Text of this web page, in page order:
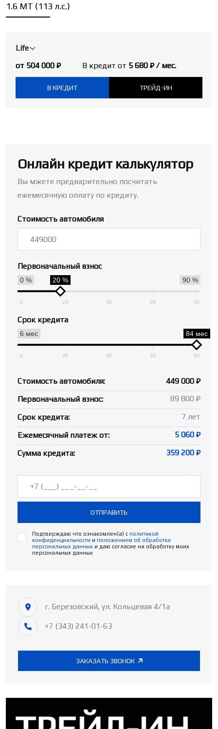
1.6 MT (113 л.с.)
Life
от 504 000 ₽
В кредит от 5 680 ₽ / мес.
В КРЕДИТ ТРЕЙД-ИН
Онлайн кредит калькулятор
Вы мжете предварительно посчитать
ежемесячную оплату по кредиту.
Стоимость автомобиля
Первоначальный взнос
0 % 90 %
20 %
0 23 45 68 90
Срок кредита
6 мес 84 мес
6 26 45 65 84
Стоимость автомобиля:
449 000 ₽
Первоначальный взнос:
89 800 ₽
Срок кредита:
7 лет
Ежемесячный платеж от:
5 060 ₽
Сумма кредита:
359 200 ₽
ОТПРАВИТЬ
Подтверждаю что ознакомлен(а) с политикой
конфиденциальности и положением об обработке
персональных данных и даю согласие на обработку моих
персональных данных
г. Березовский, ул. Кольцевая 4/1а
+7 (343) 241-01-63
ЗАКАЗАТЬ ЗВОНОК